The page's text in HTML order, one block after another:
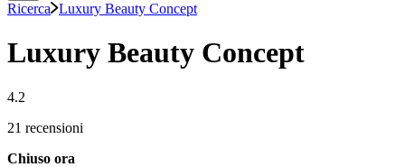
Ricerca Luxury Beauty Concept
Luxury Beauty Concept
4.2
21 recensioni
Chiuso ora